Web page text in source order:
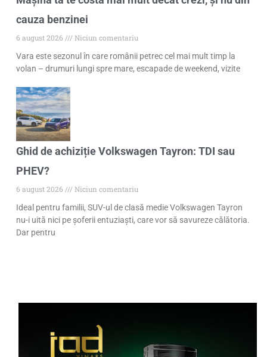
cauza benzinei
6 august 2026
Niciun comentariu
Vara este sezonul în care românii petrec cel mai mult timp la
volan – drumuri lungi spre mare, escapade de weekend, vizite
Ghid de achiziție Volkswagen Tayron: TDI sau
PHEV?
6 august 2026
Niciun comentariu
Ideal pentru familii, SUV-ul de clasă medie Volkswagen Tayron
nu-i uită nici pe șoferii entuziaști, care vor să savureze călătoria.
Dar pentru